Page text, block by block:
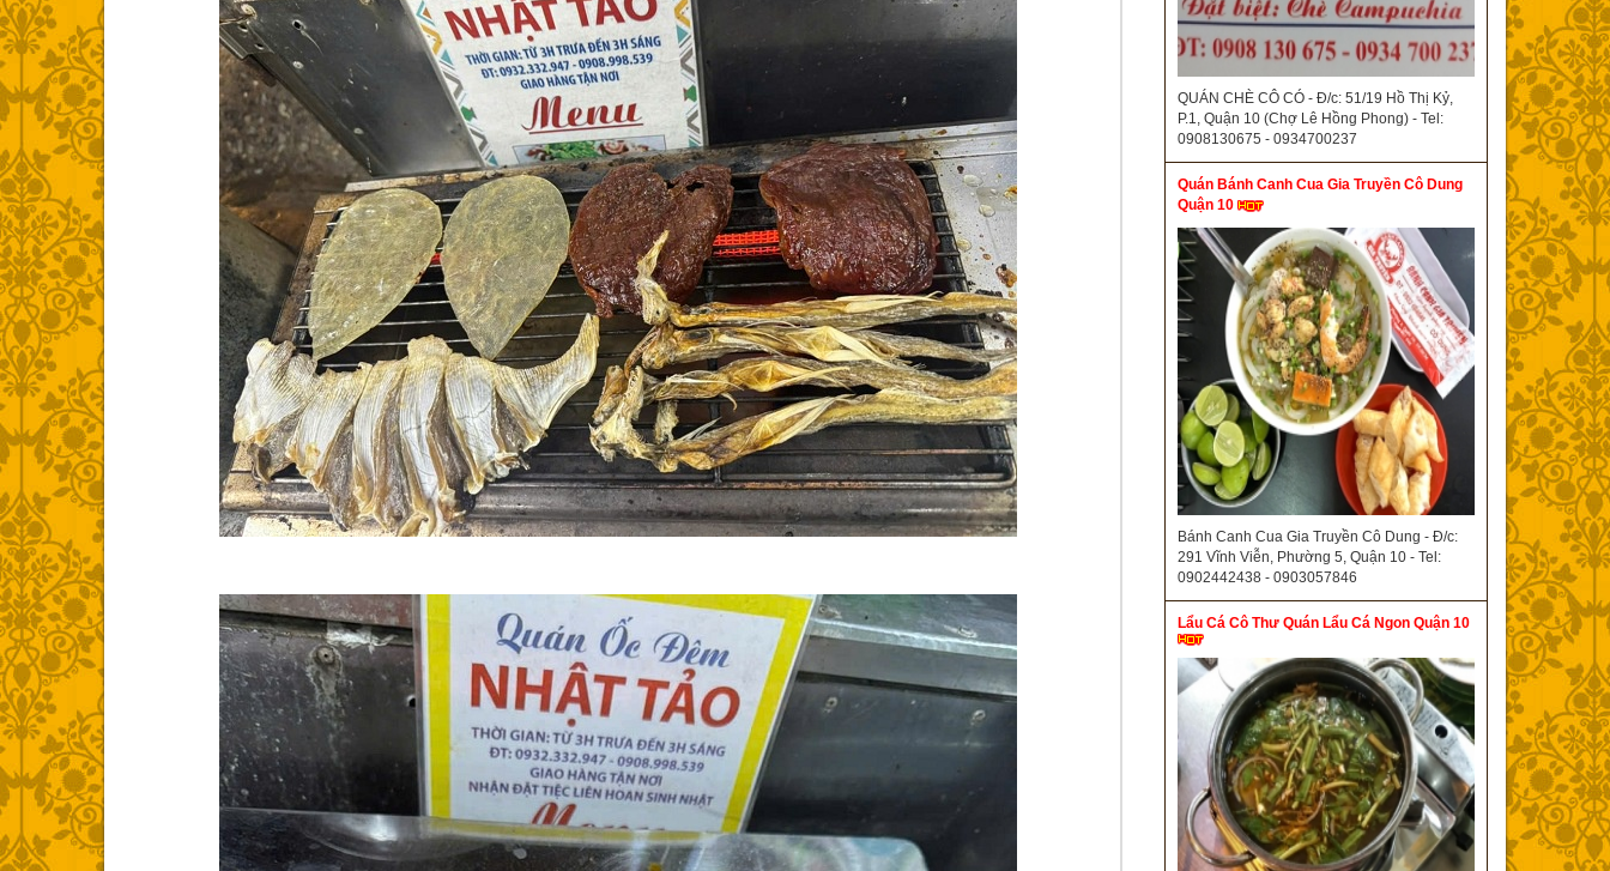
QUÁN CHÈ CÔ CÓ - Đ/c: 51/19 Hồ Thị Kỷ,
P.1, Quận 10 (Chợ Lê Hồng Phong) - Tel:
0908130675 - 0934700237
Quán Bánh Canh Cua Gia Truyền Cô Dung
Quận 10
Bánh Canh Cua Gia Truyền Cô Dung - Đ/c:
291 Vĩnh Viễn, Phường 5, Quận 10 - Tel:
0902442438 - 0903057846
Lẩu Cá Cô Thư Quán Lẩu Cá Ngon Quận 10